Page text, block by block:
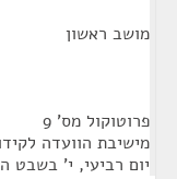
מושב ראשון
פרוטוקול מס' 9
מישיבת הוועדה
יום רביעי, י' בשבט התשפ"ג (01